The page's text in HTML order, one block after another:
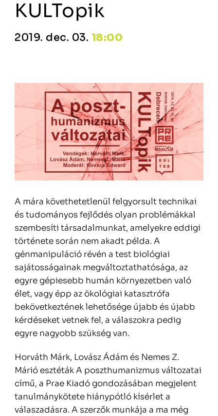
KULTopik
2019. dec. 03. 18:00
A mára követhetetlenül felgyorsult technikai
és tudományos fejlődés olyan problémákkal
szembesíti társadalmunkat, amelyekre eddigi
története során nem akadt példa. A
génmanipuláció révén a test biológiai
sajátosságainak megváltoztathatósága, az
egyre gépiesebb humán környezetben való
élet, vagy épp az ökológiai katasztrófa
bekövetkeztének lehetősége újabb és újabb
kérdéseket vetnek fel, a válaszokra pedig
egyre nagyobb szükség van.
Horváth Márk, Lovász Ádám és Nemes Z.
Márió esztéták A poszthumanizmus változatai
című, a Prae Kiadó gondozásában megjelent
tanulmánykötete hiánypótló kísérlet a
válaszadásra. A szerzők munkája a ma még